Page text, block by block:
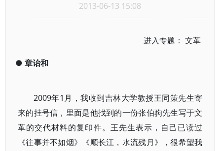
2013-06-13 15:08
进入专题：文革
● 章诒和
2009年1月，我收到吉林大学教授王同策先生寄
来的挂号信，里面是他找到的一份张伯驹先生写于文
革的交代材料的复印件。王先生表示，自己已读过
《往事并不如烟》《顺长江，水流残月》，很希望我